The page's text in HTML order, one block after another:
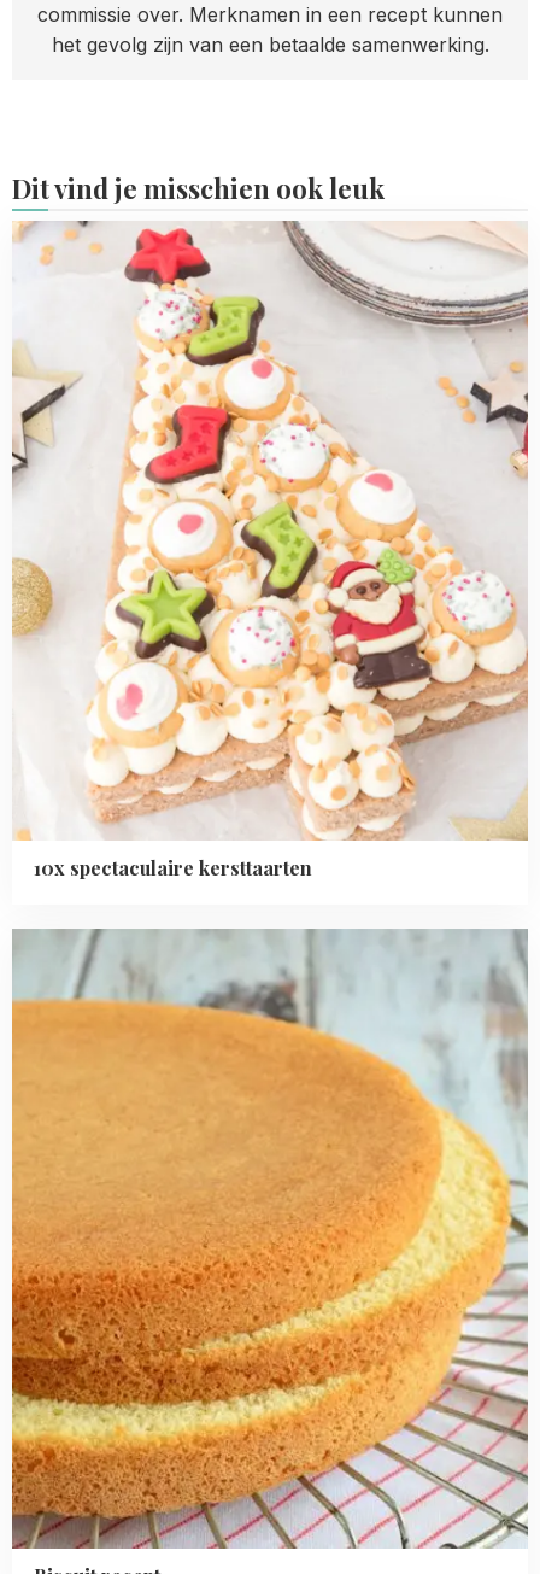
commissie over. Merknamen in een recept kunnen
het gevolg zijn van een betaalde samenwerking.
Dit vind je misschien ook leuk
10x spectaculaire kersttaarten
Read
more
spectaculaire
kersttaarten
about